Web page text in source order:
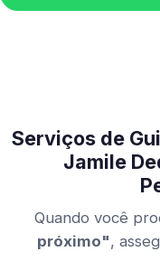
Serviços de
Jamile
Quando você
próximo",